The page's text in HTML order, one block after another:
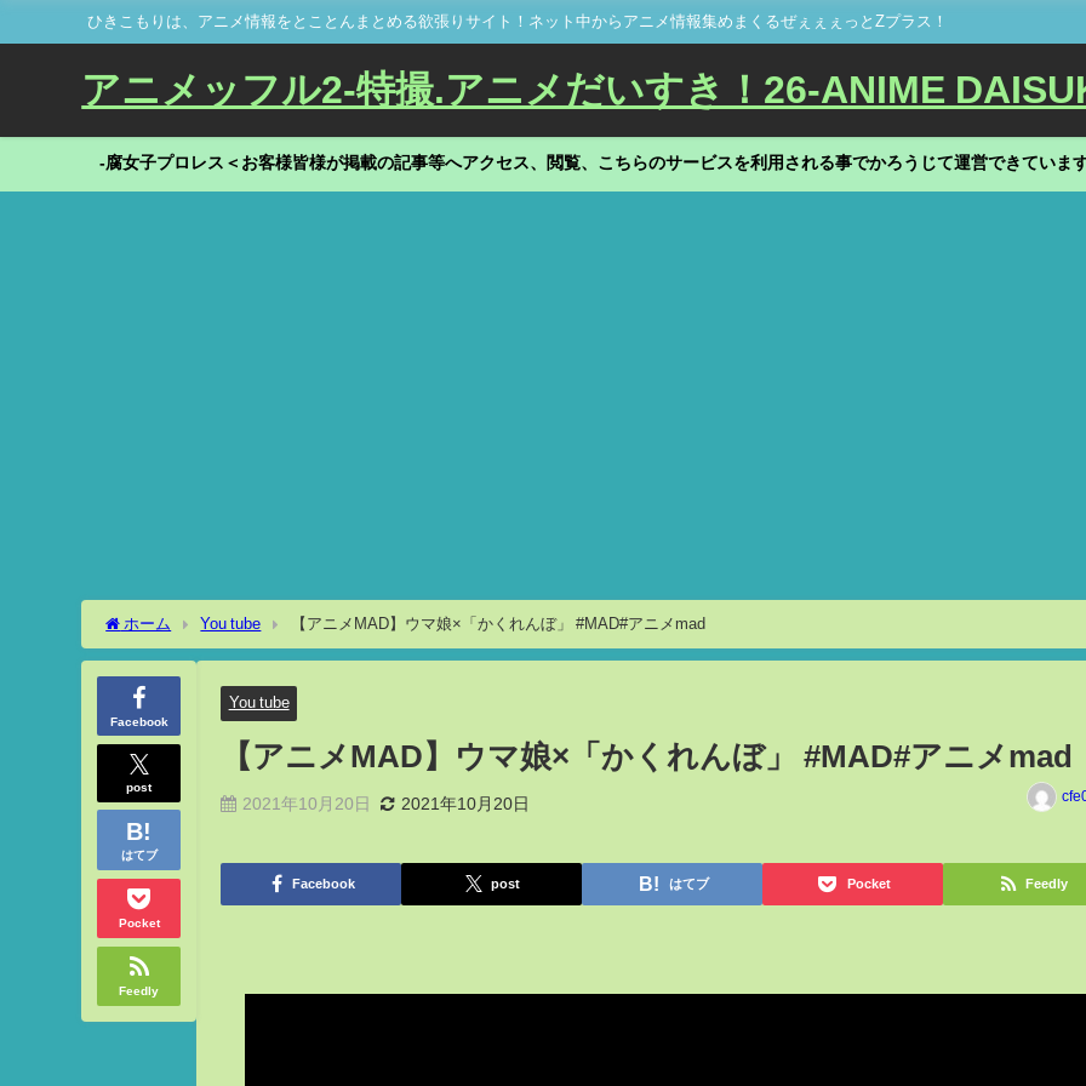
ひきこもりは、アニメ情報をとことんまとめる欲張りサイト！ネット中からアニメ情報集めまくるぜぇぇぇっとZプラス！
アニメッフル2-特撮.アニメだいすき！26-ANIME
-腐女子プロレス＜お客様皆様が掲載の記事等へアクセス、閲覧、こちらのサービスを利用される事でかろうじて運営できていま
ホーム You tube 【アニメMAD】ウマ娘×「かくれんぼ」 #MAD#アニメmad
Facebook
post
はてブ
Pocket
Feedly
You tube
【アニメMAD】ウマ娘×「かくれんぼ」 #MAD#アニメmad
2021年10月20日 2021年10月20日
Facebook post はてブ Pocket Feedly